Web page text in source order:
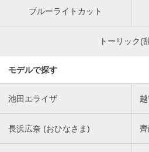
ブルーライトカット
トーリック(
モデルで探す
池田エライザ
長浜広奈 (おひなさま)